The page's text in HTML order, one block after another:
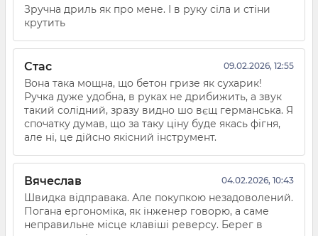
Зручна дриль як про мене. І в руку сіла и стіни
крутить
Стас 09.02.2026, 12:55
Вона така мощна, що бетон гризе як сухарик!
Ручка дуже удобна, в руках не дрибижить, а звук
такий солідний, зразу видно шо вєщ германська. Я
спочатку думав, що за таку ціну буде якась фігня,
але ні, це дійсно якісний інструмент.
Вячеслав 04.02.2026, 10:43
Швидка відправака. Але покупкою незадоволений.
Погана ергономіка, як інженер говорю, а саме
неправильне місце клавіші реверсу. Берег в